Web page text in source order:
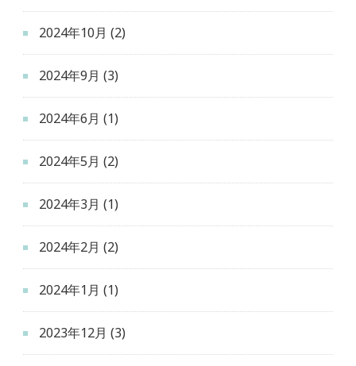
2024年10月 (2)
2024年9月 (3)
2024年6月 (1)
2024年5月 (2)
2024年3月 (1)
2024年2月 (2)
2024年1月 (1)
2023年12月 (3)